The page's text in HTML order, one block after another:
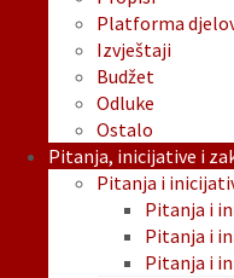
Platforma
Izvještaji
Budžet
Odluke
Ostalo
Pitanja, inicijative i
Pitanja i
Pitanja i
Pitanja i
Pitanja i